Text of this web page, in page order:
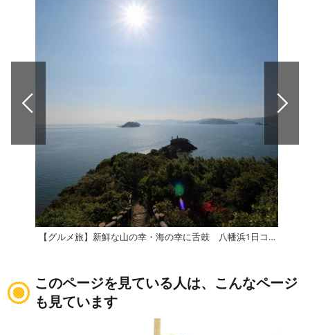
【グルメ旅】新鮮な山の幸・海の幸に舌鼓 八幡浜1日コース
このページを見ている人は、こんなページ
も見ています